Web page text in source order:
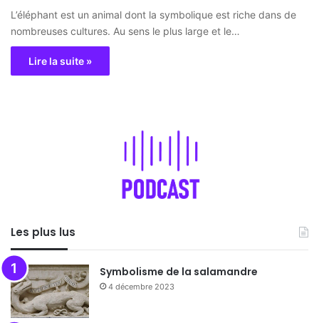
L’éléphant est un animal dont la symbolique est riche dans de
nombreuses cultures. Au sens le plus large et le…
Lire la suite »
Les plus lus
Symbolisme de la salamandre
4 décembre 2023